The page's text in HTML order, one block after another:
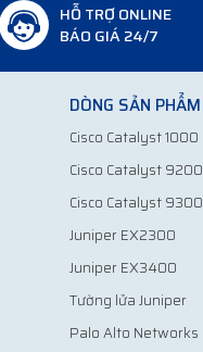
HỖ TRỢ ONLINE
BÁO GIÁ 24/7
DÒNG SẢN PHẨM
Cisco Catalyst 1000
Cisco Catalyst 9200
Cisco Catalyst 9300
Juniper EX2300
Juniper EX3400
Tường lửa Juniper
Palo Alto Networks